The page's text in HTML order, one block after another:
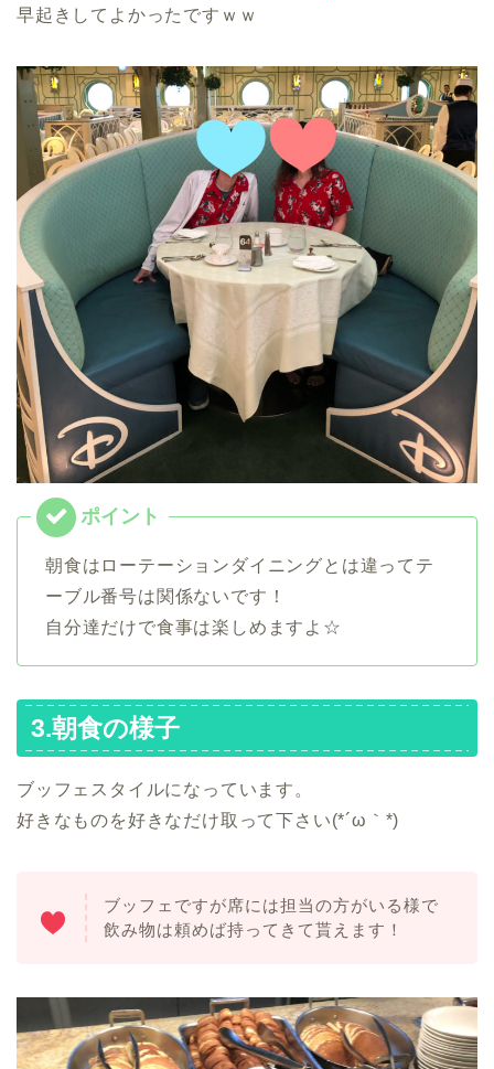
早起きしてよかったですｗｗ
朝食はローテーションダイニングとは違ってテ
ーブル番号は関係ないです！
自分達だけで食事は楽しめますよ☆
3.朝食の様子
ブッフェスタイルになっています。
好きなものを好きなだけ取って下さい(*´ω｀*)
ブッフェですが席には担当の方がいる様で
飲み物は頼めば持ってきて貰えます！